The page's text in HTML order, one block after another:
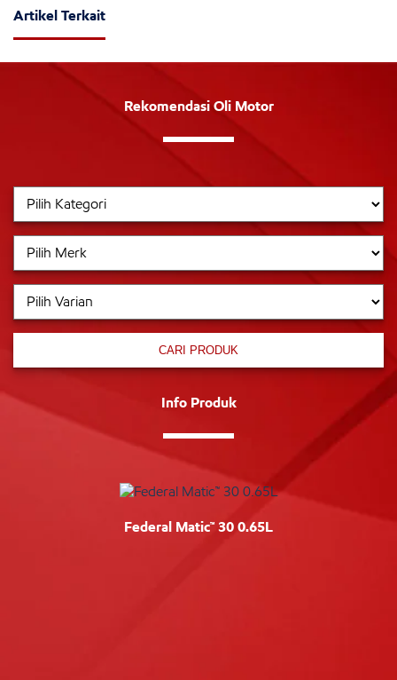
Artikel Terkait
Rekomendasi Oli Motor
CARI PRODUK
Info Produk
Federal Matic™ 30 0.65L